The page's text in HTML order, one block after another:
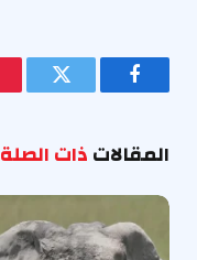
فيسبوك تويتر
المقالاتذات الصلة